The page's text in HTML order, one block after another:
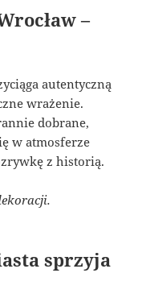
–
autentyczną
wrażenie.
dobrane,
w atmosferze
z historią.
sprzyja